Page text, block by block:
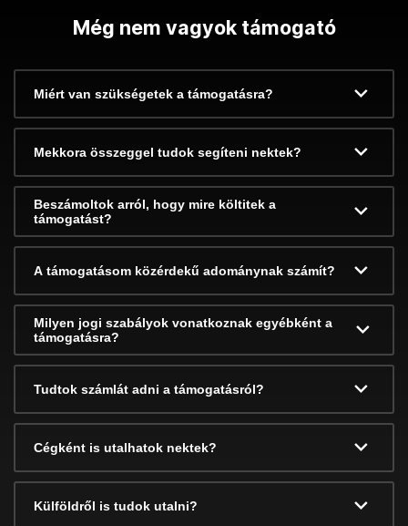
Még nem vagyok támogató
Miért van szükségetek a támogatásra?
Mekkora összeggel tudok segíteni nektek?
Beszámoltok arról, hogy mire költitek a
támogatást?
A támogatásom közérdekű adománynak számít?
Milyen jogi szabályok vonatkoznak egyébként a
támogatásra?
Tudtok számlát adni a támogatásról?
Cégként is utalhatok nektek?
Külföldről is tudok utalni?